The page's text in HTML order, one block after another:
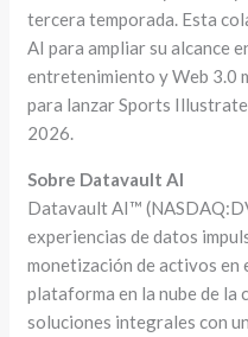
tercera temporada. Esta
AI para ampliar su alcance
entretenimiento y Web 3.0
para lanzar Sports
2026.
Sobre Datavault AI
Datavault AI™
experiencias de datos
monetización de activos en
plataforma en la nube de la
soluciones integrales con